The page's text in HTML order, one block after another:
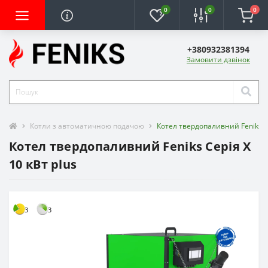
0 0 0
+380932381394
Замовити дзвінок
Котли з автоматичною подачою Котел твердопаливний Feniks
Котел твердопаливний Feniks Серія X
10 кВт plus
3 3